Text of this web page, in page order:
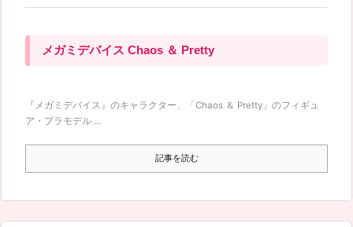
メガミデバイス Chaos ＆ Pretty
『メガミデバイス』のキャラクター、「Chaos ＆ Pretty」のフィギュ
ア・プラモデル ...
記事を読む